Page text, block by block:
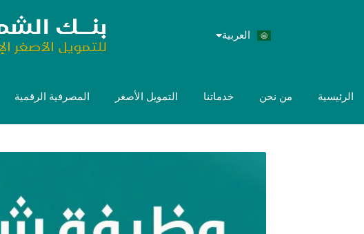
العربية
English
الرئيسية من نحن خدماتنا التمويل الأصغر المصرفية الرقمية